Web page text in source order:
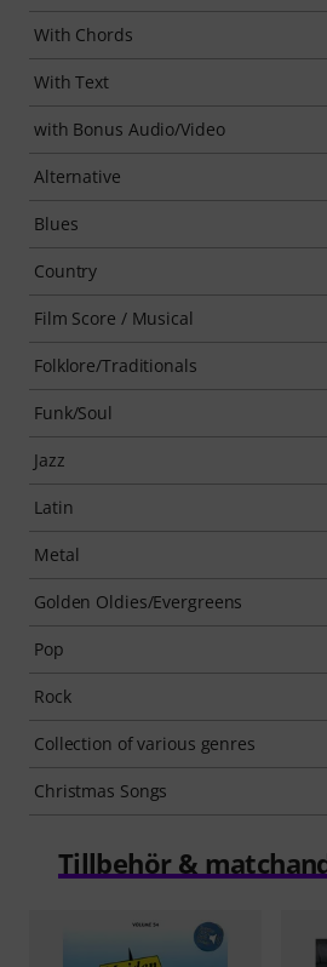
With Chords
With Text
with Bonus Audio/Video
Alternative
Blues
Country
Film Score / Musical
Folklore/Traditionals
Funk/Soul
Jazz
Latin
Metal
Golden Oldies/Evergreens
Pop
Rock
Collection of various genres
Christmas Songs
Tillbehör &